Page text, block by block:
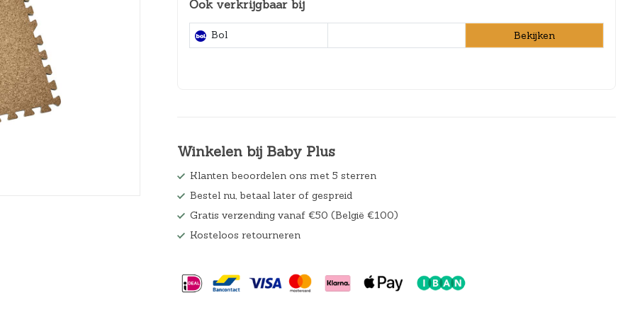
Matrasbeschermers
Ook verkrijgbaar bij
Bol Bekijken
Winkelen bij Baby Plus
Klanten beoordelen ons met 5 sterren
Bestel nu, betaal later of gespreid
Gratis verzending vanaf €50 (België €100)
Kosteloos retourneren